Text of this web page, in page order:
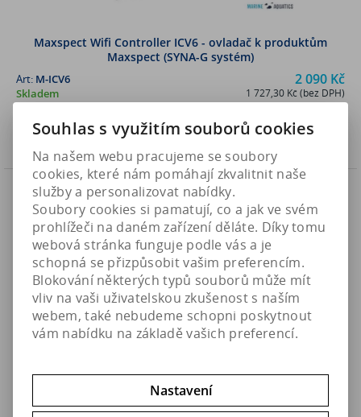
Maxspect Wifi Controller ICV6 - ovladač k produktům
Maxspect (SYNA-G systém)
2 090 Kč
1 727,30 Kč (bez DPH)
Art: M-ICV6
Skladem
Koupit
Novinka
Náš TIP
Maxspect Jump 2200 - GEN2 proteinový odpěňovač (260-
650L/15W)
Souhlas s využitím souborů cookies
Na našem webu pracujeme se soubory
cookies, které nám pomáhají zkvalitnit naše
služby a personalizovat nabídky.
Soubory cookies si pamatují, co a jak ve svém
prohlížeči na daném zařízení děláte. Díky tomu
webová stránka funguje podle vás a je
schopná se přizpůsobit vašim preferencím.
Blokování některých typů souborů může mít
vliv na vaši uživatelskou zkušenost s naším
webem, také nebudeme schopni poskytnout
vám nabídku na základě vašich preferencí.
Nastavení